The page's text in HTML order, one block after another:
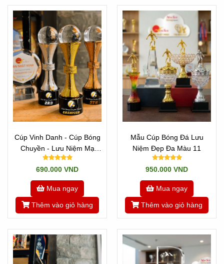
Cúp Vinh Danh - Cúp Bóng
Chuyền - Lưu Niệm Mạ
Vàng 2
690.000 VND
Mua ngay
Thêm vào giỏ hàng
Mẫu Cúp Bóng Đá Lưu
Niệm Đẹp Đa Màu 11
950.000 VND
Mua ngay
Thêm vào giỏ hàng